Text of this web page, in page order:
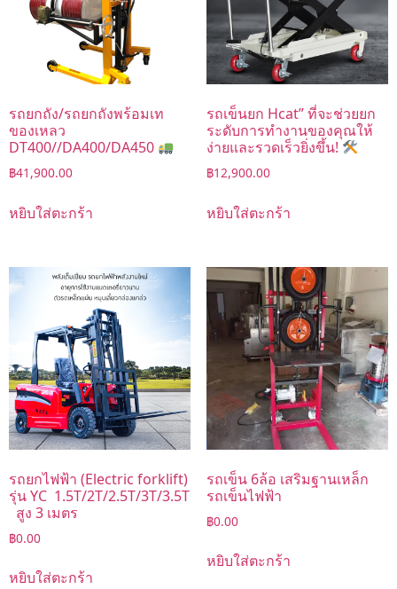
รถยกถัง/รถยกถังพร้อมเท
ของเหลว
DT400//DA400/DA450
฿41,900.00
หยิบใส่ตะกร้า
รถเข็นยก Hcat” ที่จะช่วยยก
ระดับการทำงานของคุณให้
ง่ายและรวดเร็วยิ่งขึ้น!
฿12,900.00
หยิบใส่ตะกร้า
รถยกไฟฟ้า (Electric forklift)
รุ่น YC 1.5T/2T/2.5T/3T/3.5T
สูง 3 เมตร
฿0.00
หยิบใส่ตะกร้า
รถเข็น 6ล้อ เสริมฐานเหล็ก
รถเข็นไฟฟ้า
฿0.00
หยิบใส่ตะกร้า